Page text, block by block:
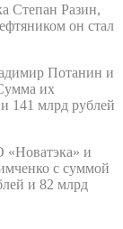
Степан Разин,
он стал
Потанин и
их
141 млрд рублей
«Новатэка» и
с суммой
и 82 млрд